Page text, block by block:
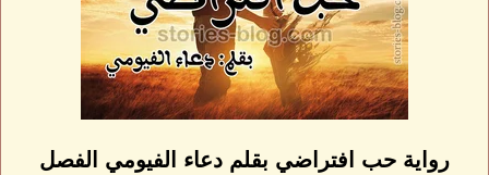
رواية حب افتراضي بقلم دعاء الفيومي الفصل